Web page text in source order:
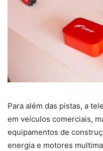
Para além das pistas, a
em veículos comerciais,
equipamentos de
energia e motores